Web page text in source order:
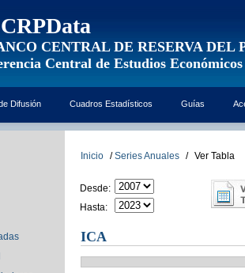
CENTRAL DE RESERVA DEL
Central de Estudios Económicos
Difusión Cuadros Estadísticos Guías
Inicio / Series Anuales / Ver Tabla
Desde:
Hasta:
ICA